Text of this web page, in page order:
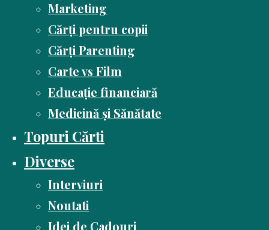
Marketing
Cărți pentru copii
Cărți Parenting
Carte vs Film
Educație financiară
Medicină și Sănătate
Topuri Cărti
Diverse
Interviuri
Noutati
Idei de Cadouri